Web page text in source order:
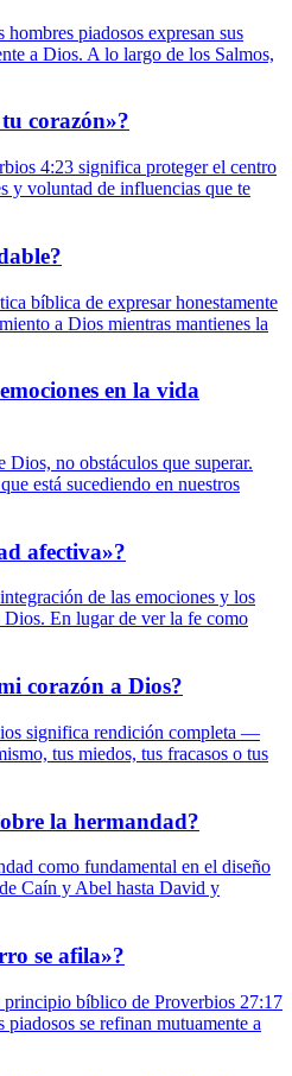
piadosos expresan sus
a Dios. A lo largo de los Salmos,
corazón»?
4:23 significa proteger el centro
y voluntad de influencias que te
bíblica de expresar honestamente
a Dios mientras mantienes la
en la vida
Dios, no obstáculos que superar.
está sucediendo en nuestros
afectiva»?
de las emociones y los
En lugar de ver la fe como
corazón a Dios?
significa rendición completa —
tus miedos, tus fracasos o tus
la hermandad?
como fundamental en el diseño
Caín y Abel hasta David y
se afila»?
bíblico de Proverbios 27:17
se refinan mutuamente a